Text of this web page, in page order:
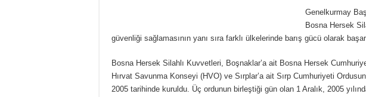
Genelkurmay
Bosna Hersek
güvenliği sağlamasının yanı sıra farklı ülkelerinde barış gücü olarak
Bosna Hersek Silahlı Kuvvetleri, Boşnaklar’a ait Bosna Hersek
Hırvat Savunma Konseyi (HVO) ve Sırplar’a ait Sırp Cumhuriyeti
2005 tarihinde kuruldu. Üç ordunun birleştiği gün olan 1 Aralık, 2005